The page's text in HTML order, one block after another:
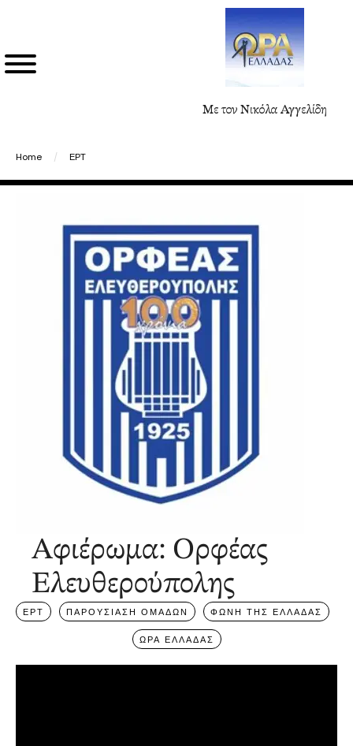
Με τον Νικόλα Αγγελίδη
Home / ΕΡΤ
Αφιέρωμα: Ορφέας
Ελευθερούπολης
ΕΡΤ ΠΑΡΟΥΣΙΑΣΗ ΟΜΑΔΩΝ ΦΩΝΗ ΤΗΣ ΕΛΛΑΔΑΣ
ΩΡΑ ΕΛΛΑΔΑΣ